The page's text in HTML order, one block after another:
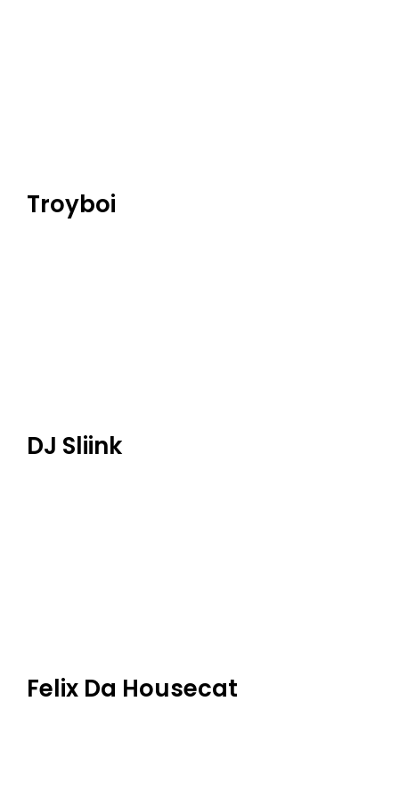
Troyboi
DJ Sliink
Felix Da Housecat